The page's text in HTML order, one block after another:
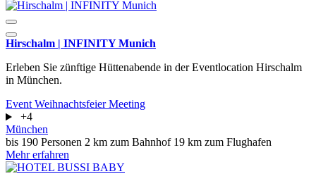
Hirschalm | INFINITY Munich
Erleben Sie zünftige Hüttenabende in der Eventlocation Hirschalm
in München.
Event WeihnachtsfeierMeeting
+4
München
bis 190 Personen 2 km zum Bahnhof 19 km zum Flughafen
Mehr erfahren